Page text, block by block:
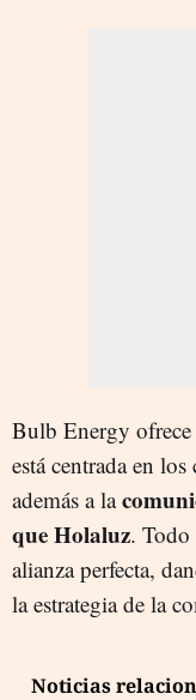
Bulb Energy
está centrada en
además a la
que Holaluz. Todo
alianza perfecta,
la estrategia de la
Noticias